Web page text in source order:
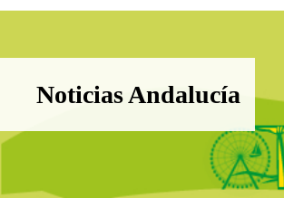
Boletín Noticias
Noticias Andalucía